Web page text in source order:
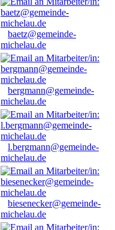
baetz@gemeinde-
michelau.de
bergmann@gemeinde-
michelau.de
l.bergmann@gemeinde-
michelau.de
biesenecker@gemeinde-
michelau.de